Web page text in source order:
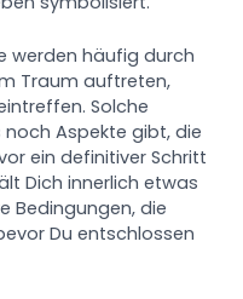
werden häufig durch
Traum auftreten,
Solche
noch Aspekte gibt, die
ein definitiver Schritt
Dich innerlich etwas
Bedingungen, die
Du entschlossen